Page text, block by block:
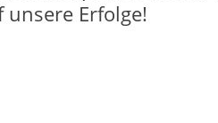
Erfolge!